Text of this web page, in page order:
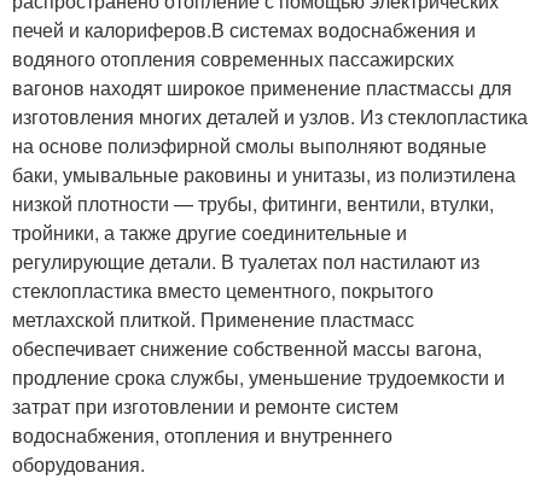
печей и калориферов.В системах водоснабжения и
водяного отопления современных пассажирских
вагонов находят широкое применение пластмассы для
изготовления многих деталей и узлов. Из стеклопластика
на основе полиэфирной смолы выполняют водяные
баки, умывальные раковины и унитазы, из полиэтилена
низкой плотности — трубы, фитинги, вентили, втулки,
тройники, а также другие соединительные и
регулирующие детали. В туалетах пол настилают из
стеклопластика вместо цементного, покрытого
метлахской плиткой. Применение пластмасс
обеспечивает снижение собственной массы вагона,
продление срока службы, уменьшение трудоемкости и
затрат при изготовлении и ремонте систем
водоснабжения, отопления и внутреннего
оборудования.